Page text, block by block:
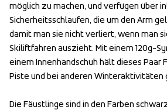
möglich zu machen, und verfügen über
Sicherheitsschlaufen, die um den Arm
damit man sie nicht verliert, wenn man
Skiliftfahren auszieht. Mit einem 120g-
einem Innenhandschuh hält dieses Paar
Piste und bei anderen Winteraktivitäten
Die Fäustlinge sind in den Farben
möglich zu machen, und verfügen über
Sicherheitsschlaufen, die um den Arm
damit man sie nicht verliert, wenn man
Skiliftfahren auszieht. Mit einem 120g-
einem Innenhandschuh hält dieses Paar
Piste und bei anderen Winteraktivitäten
Die Fäustlinge sind in den Farben